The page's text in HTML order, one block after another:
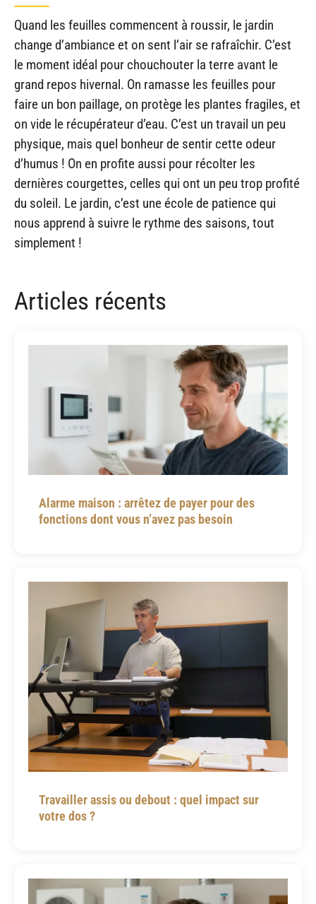
Quand les feuilles commencent à roussir, le jardin
change d’ambiance et on sent l’air se rafraîchir. C’est
le moment idéal pour chouchouter la terre avant le
grand repos hivernal. On ramasse les feuilles pour
faire un bon paillage, on protège les plantes fragiles, et
on vide le récupérateur d’eau. C’est un travail un peu
physique, mais quel bonheur de sentir cette odeur
d’humus ! On en profite aussi pour récolter les
dernières courgettes, celles qui ont un peu trop profité
du soleil. Le jardin, c’est une école de patience qui
nous apprend à suivre le rythme des saisons, tout
simplement !
Articles récents
Alarme maison : arrêtez de payer pour des
fonctions dont vous n’avez pas besoin
Travailler assis ou debout : quel impact sur
votre dos ?